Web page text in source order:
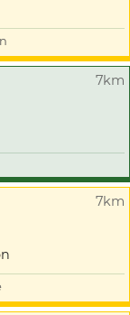
7km
7km